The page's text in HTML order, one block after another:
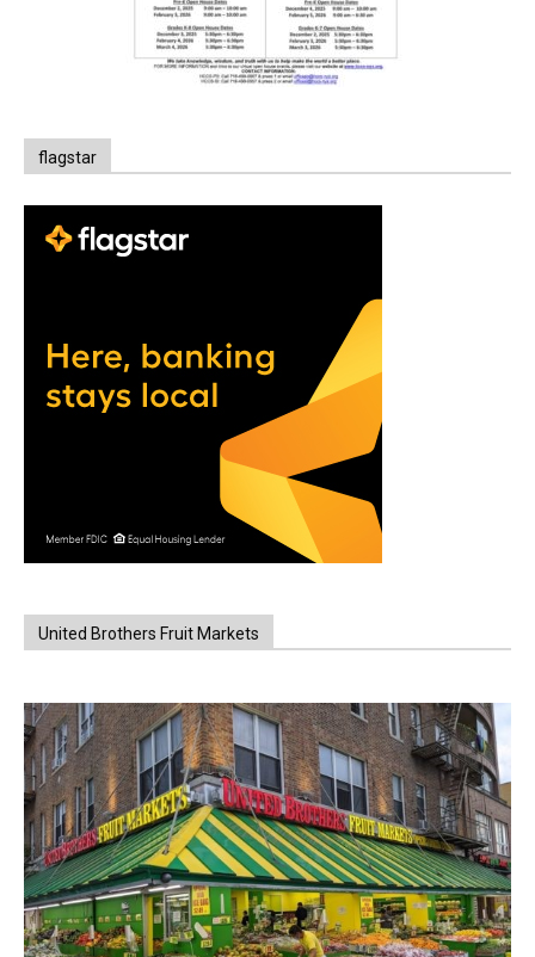
flagstar
United Brothers Fruit Markets